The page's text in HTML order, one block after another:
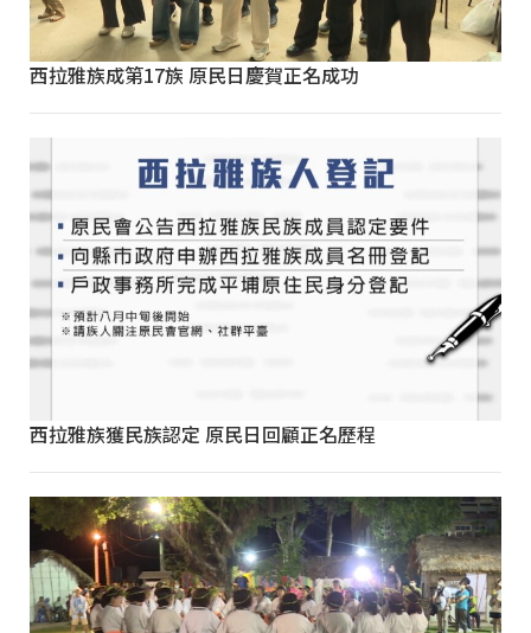
西拉雅族成第17族 原民日慶賀正名成功
西拉雅族獲民族認定 原民日回顧正名歷程